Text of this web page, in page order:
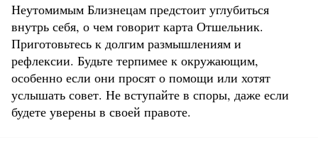
Неутомимым Близнецам предстоит углубиться
внутрь себя, о чем говорит карта Отшельник.
Приготовьтесь к долгим размышлениям и
рефлексии. Будьте терпимее к окружающим,
особенно если они просят о помощи или хотят
услышать совет. Не вступайте в споры, даже если
будете уверены в своей правоте.